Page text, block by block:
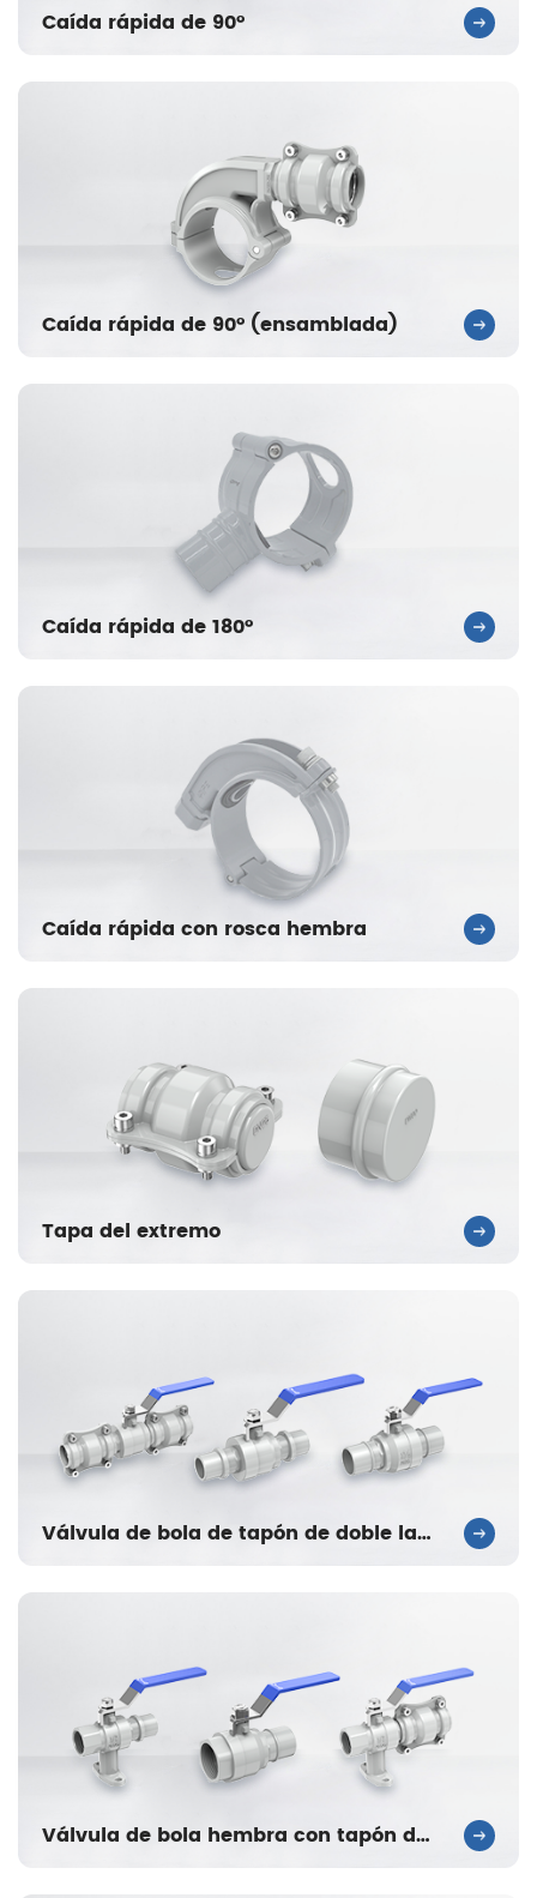
Caída rápida de 90°
Caída rápida de 90° (ensamblada)
Caída rápida de 180°
Caída rápida con rosca hembra
Tapa del extremo
Válvula de bola de tapón de doble lado
Válvula de bola hembra con tapón de un solo lado